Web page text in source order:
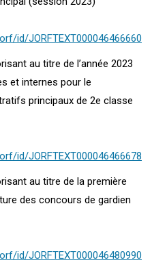
id/JORFTEXT000046466660
au titre de l’année 2023
et internes pour le
principaux de 2e classe
id/JORFTEXT000046466678
au titre de la première
des concours de gardien
id/JORFTEXT000046480990